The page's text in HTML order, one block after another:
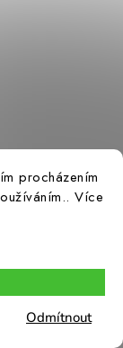
procházením
Více
Odmítnout
– odeslání
pracovních dní
ideální pro
osvětlením a